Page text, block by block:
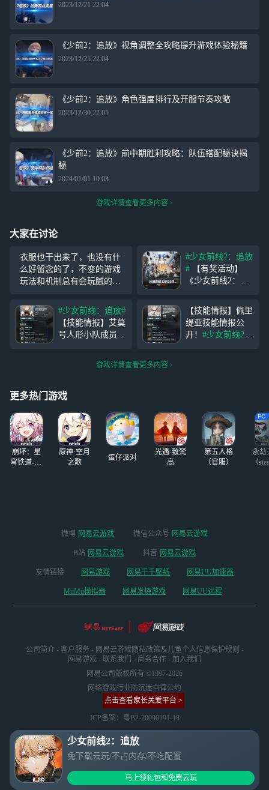
少女前线2：追放
免下载云玩/不占内存/不吃配置
马上领礼包和免费云玩
2023/12/21 22:04
《少前2：追放》视角调整全攻略提升游戏体验秘籍
2023/12/25 22:04
《少前2：追放》角色强度排行及开服节奏攻略
2023/12/30 22:01
《少前2：追放》前中期胜利攻略：队伍搭配秘诀揭
秘
2024/01/01 10:03
游戏详情查看更多内容
大家在讨论
衣服也干出来了，也没有什
么好留念的了，不变的游戏
玩法和机制总有会玩腻的一
大吧
#少女前线2：追放
# 【有奖活动】
《少女前线2：追
10:00 全平台公
测！ 欢迎指挥官
在本贴下方留言，
我们将于12月23日
#少女前线：追放#
【技能情报】艾莫
号人形小队成员 |
防卫型人形，在战
施加行动力降低效
友，使队友受到的
稳态伤害降低。
【技能情报】佩里
缇亚技能情报公
开！ #少女前线2：
驱散敌方单位身上
的增益。佩里缇亚
造成的酸蚀伤害也
能克
游戏详情查看更多内容
更多热门游戏
崩坏：星
穹铁道-4.4
原神·空月
之歌
蛋仔派对
光遇-致梵
高
第五人格
（官服）
永劫
（
微博 网易云游戏 微信公众号 网易云游戏
B站 网易云游戏 抖音 网易云游戏
友情链接 网易游戏 网易千千壁纸 网易UU加速器
MuMu模拟器 网易发烧游戏 网易UU远程
公司简介 - 客户服务 - 网易云游戏隐私政策及儿童个人信息保护规则 -
网易游戏 - 联系我们 - 商务合作 - 加入我们
网易公司版权所有 ©1997-2026
网络游戏行业防沉迷自律公约
点击查看家长关爱平台 >
ICP备案：粤B2-20090191-18